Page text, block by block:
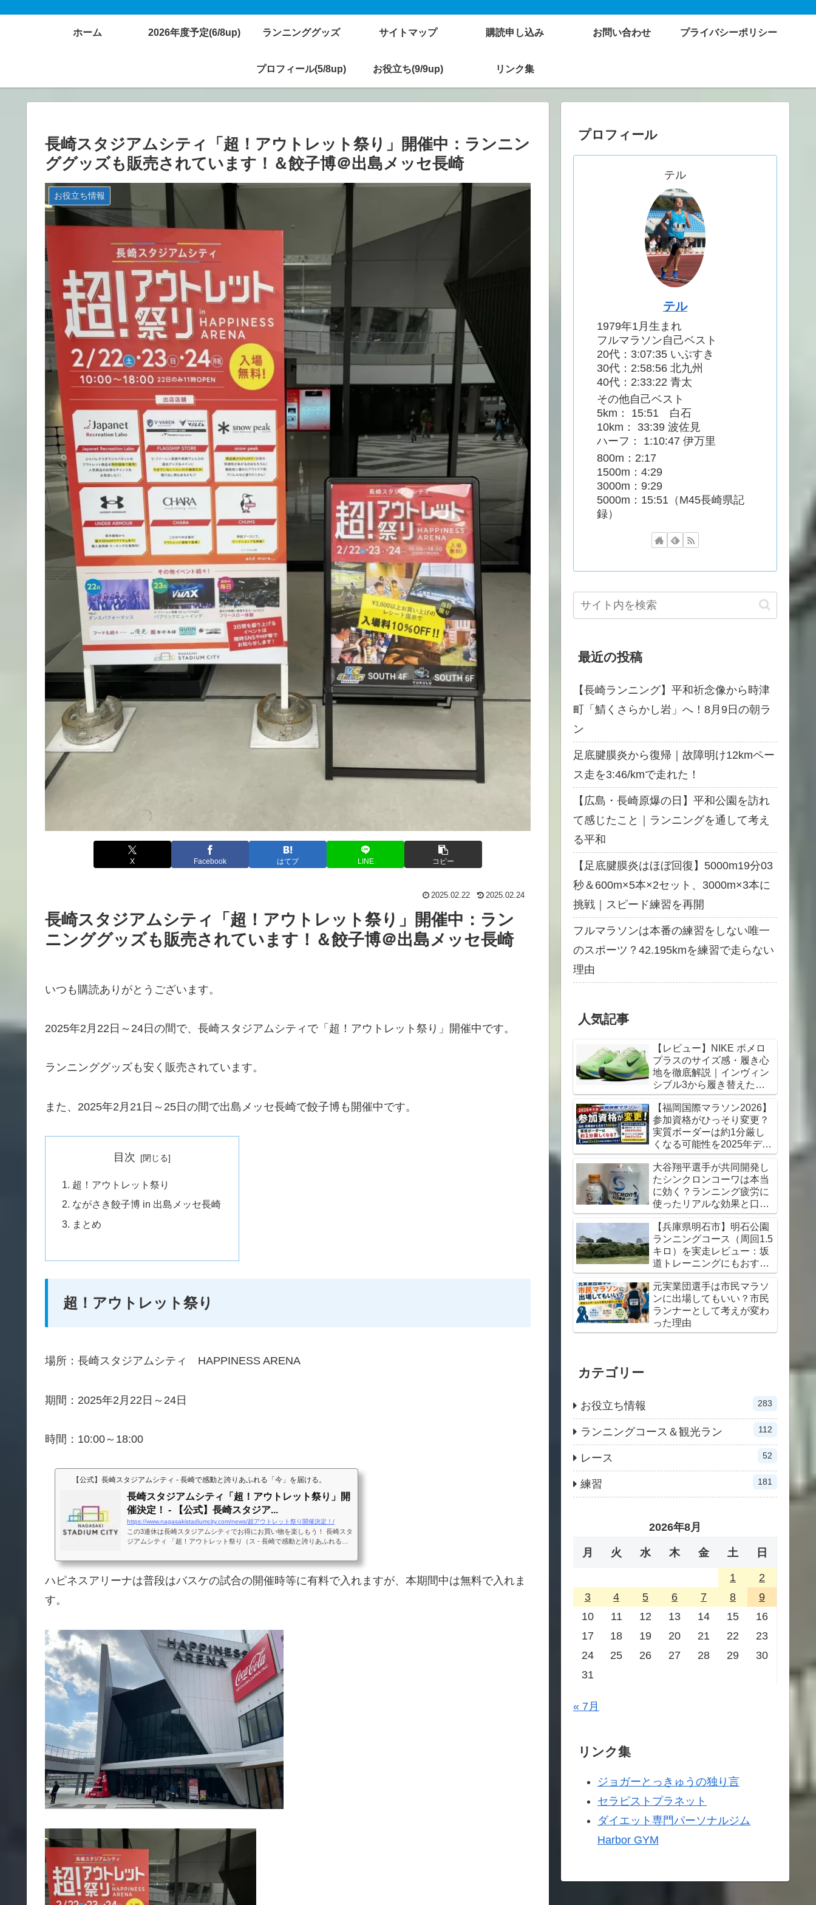
ホーム 2026年度予定(6/8up) ランニンググッズ サイトマップ 購読申し込み お問い合わせ プライバシーポリシー
プロフィール(5/8up) お役立ち(9/9up) リンク集
長崎スタジアムシティ「超！アウトレット祭り」開催中：ランニン
ググッズも販売されています！＆餃子博＠出島メッセ長崎
お役立ち情報
X Facebook はてブ LINE コピー
2025.02.22 2025.02.24
長崎スタジアムシティ「超！アウトレット祭り」開催中：ラン
ニンググッズも販売されています！＆餃子博＠出島メッセ長崎
いつも購読ありがとうございます。
2025年2月22日～24日の間で、長崎スタジアムシティで「超！アウトレット祭り」開催中です。
ランニンググッズも安く販売されています。
また、2025年2月21日～25日の間で出島メッセ長崎で餃子博も開催中です。
目次
超！アウトレット祭り
ながさき餃子博 in 出島メッセ長崎
まとめ
超！アウトレット祭り
場所：長崎スタジアムシティ HAPPINESS ARENA
期間：2025年2月22日～24日
時間：10:00～18:00
【公式】長崎スタジアムシティ - 長崎で感動と誇りあふれる「今」を届ける。
長崎スタジアムシティ「超！アウトレット祭り」開
催決定！ - 【公式】長崎スタジア...
https://www.nagasakistadiumcity.com/news/超アウトレット祭り開催決定！/
この3連休は長崎スタジアムシティでお得にお買い物を楽しもう！ 長崎スタ
ジアムシティ 「超！アウトレット祭り（ス - 長崎で感動と誇りあふれる
がサッカースタジアムを中心にアリーナ・オフィス・商業施設・ホテルな
ハピネスアリーナは普段はバスケの試合の開催時等に有料で入れますが、本期間中は無料で入れま
す。
プロフィール
テル
テル
1979年1月生まれ
フルマラソン自己ベスト
20代：3:07:35 いぶすき
30代：2:58:56 北九州
40代：2:33:22 青太
その他自己ベスト
5km： 15:51 白石
10km： 33:39 波佐見
ハーフ： 1:10:47 伊万里
800m：2:17
1500m：4:29
3000m：9:29
5000m：15:51（M45長崎県記
録）
最近の投稿
【長崎ランニング】平和祈念像から時津
町「鯖くさらかし岩」へ！8月9日の朝ラ
ン
足底腱膜炎から復帰｜故障明け12kmペー
ス走を3:46/kmで走れた！
【広島・長崎原爆の日】平和公園を訪れ
て感じたこと｜ランニングを通して考え
る平和
【足底腱膜炎はほぼ回復】5000m19分03
秒＆600m×5本×2セット、3000m×3本に
挑戦｜スピード練習を再開
フルマラソンは本番の練習をしない唯一
のスポーツ？42.195kmを練習で走らない
理由
人気記事
【レビュー】NIKE ボメロ
プラスのサイズ感・履き心
地を徹底解説｜インヴィン
シブル3から履き替えた感
想【初心者にもおすすめ】
【福岡国際マラソン2026】
参加資格がひっそり変更？
実質ボーダーは約1分厳し
くなる可能性を2025年デー
タから考察
大谷翔平選手が共同開発し
たシンクロンコーワは本当
に効く？ランニング疲労に
使ったリアルな効果と口コ
ミレビュー
【兵庫県明石市】明石公園
ランニングコース（周回1.5
キロ）を実走レビュー：坂
道トレーニングにもおすす
め
元実業団選手は市民マラソ
ンに出場してもいい？市民
ランナーとして考えが変わ
った理由
カテゴリー
お役立ち情報 283
ランニングコース＆観光ラン 112
レース 52
練習 181
2026年8月
月 火 水 木 金 土 日
1
2
3
4 5 6 7 8
9
10
11 12 13 14 15
16
17
18 19 20 21 22
23
24
25 26 27 28 29
30
31
« 7月
リンク集
ジョガーとっきゅうの独り言
セラピストプラネット
ダイエット専門パーソナルジム
Harbor GYM